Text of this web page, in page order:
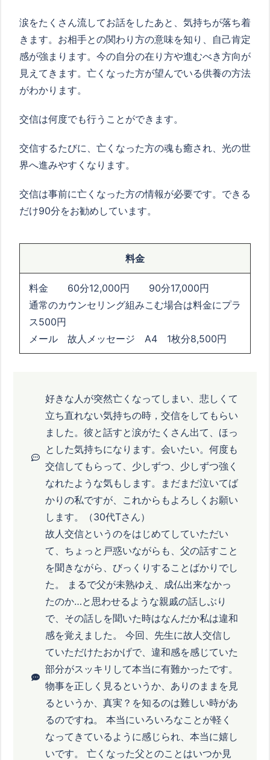
涙をたくさん流してお話をしたあと、気持ちが落ち着
きます。お相手との関わり方の意味を知り、自己肯定
感が強まります。今の自分の在り方や進むべき方向が
見えてきます。亡くなった方が望んでいる供養の方法
がわかります。
交信は何度でも行うことができます。
交信するたびに、亡くなった方の魂も癒され、光の世
界へ進みやすくなります。
交信は事前に亡くなった方の情報が必要です。できる
だけ90分をお勧めしています。
料金
料金 60分12,000円 90分17,000円
通常のカウンセリング組みこむ場合は料金にプラ
ス500円
メール 故人メッセージ A4 1枚分8,500円
好きな人が突然亡くなってしまい、悲しくて
立ち直れない気持ちの時，交信をしてもらい
ました。彼と話すと涙がたくさん出て、ほっ
とした気持ちになります。会いたい。何度も
交信してもらって、少しずつ、少しずつ強く
なれたような気もします。まだまだ泣いてば
かりの私ですが、これからもよろしくお願い
します。（30代Tさん）
故人交信というのをはじめてしていただい
て、ちょっと戸惑いながらも、父の話すこと
を聞きながら、びっくりすることばかりでし
た。 まるで父が未熟ゆえ、成仏出来なかっ
たのか…と思わせるような親戚の話しぶり
で、その話しを聞いた時はなんだか私は違和
感を覚えました。 今回、先生に故人交信し
ていただけたおかげで、違和感を感じていた
部分がスッキリして本当に有難かったです。
物事を正しく見るというか、ありのままを見
るというか、真実？を知るのは難しい時があ
るのですね。 本当にいろいろなことが軽く
なってきているように感じられ、本当に嬉し
いです。 亡くなった父とのことはいつか見